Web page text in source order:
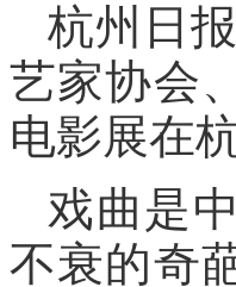
杭州日
艺家协会
电影展在
戏曲是
不衰的奇